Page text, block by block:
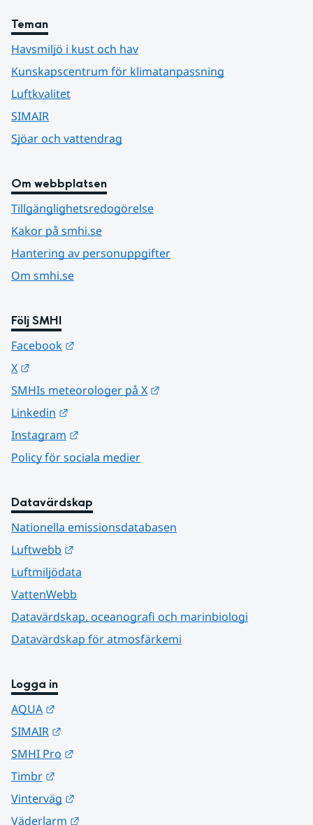
Teman
Havsmiljö i kust och hav
Kunskapscentrum för klimatanpassning
Luftkvalitet
SIMAIR
Sjöar och vattendrag
Om webbplatsen
Tillgänglighetsredogörelse
Kakor på smhi.se
Hantering av personuppgifter
Om smhi.se
Följ SMHI
Facebook
X
SMHIs meteorologer på X
Linkedin
Instagram
Policy för sociala medier
Datavärdskap
Nationella emissionsdatabasen
Luftwebb
Luftmiljödata
VattenWebb
Datavärdskap, oceanografi och marinbiologi
Datavärdskap för atmosfärkemi
Logga in
AQUA
SIMAIR
SMHI Pro
Timbr
Vinterväg
Väderlarm